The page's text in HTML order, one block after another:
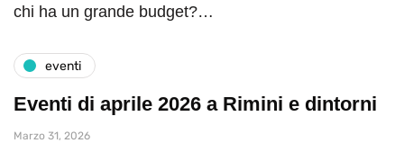
chi ha un grande budget?…
eventi
Eventi di aprile 2026 a Rimini e dintorni
Marzo 31, 2026